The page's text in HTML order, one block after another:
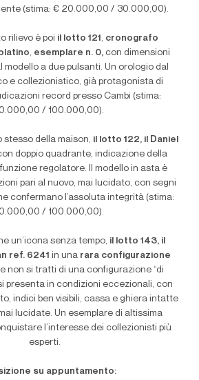
(stima: € 20.000,00 / 30.000,00).
rilievo è poi il lotto 121 , cronografo
, esemplare n. 0,con dimensioni
a due pulsanti. Un orologio dal
e collezionistico, già protagonista di
record presso Cambi (stima:
/ 100.000,00).
stesso della maison, il lotto 122, il Daniel
doppio quadrante, indicazione della
regolatore. Il modello in asta è
pari al nuovo, mai lucidato, con segni
confermano l’assoluta integrità (stima:
/ 100.000,00).
un’icona senza tempo, il lotto 143, il
ref. 6241 in una rara configurazione
non si tratti di una configurazione “di
presenta in condizioni eccezionali, con
indici ben visibili, cassa e ghiera intatte
lucidate. Un esemplare di altissima
l’interesse dei collezionisti più
esperti.
su appuntamento: